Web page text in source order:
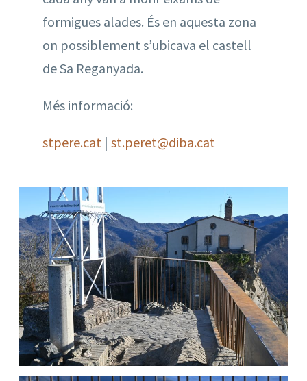
formigues alades. És en aquesta zona
on possiblement s’ubicava el castell
de Sa Reganyada.
Més informació:
stpere.cat | st.peret@diba.cat